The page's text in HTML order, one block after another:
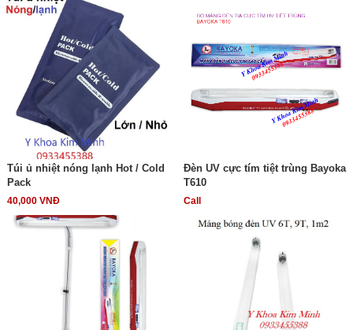
Túi ủ nhiệt nóng lạnh Hot / Cold
Pack
40,000 VNĐ
Đèn UV cực tím tiệt trùng Bayoka
T610
Call